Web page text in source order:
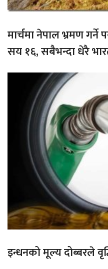
मार्चमा नेपाल भ्रमण
सय १६, सबैभन्दा धेरै
इन्धनको मूल्य दोब्बरले